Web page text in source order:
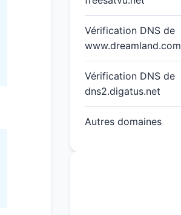
Vérification DNS de
www.dreamland.com
Vérification DNS de
dns2.digatus.net
Autres domaines